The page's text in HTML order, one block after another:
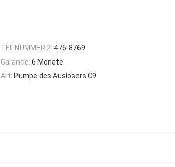
TEILNUMMER 2: 476-8769
Garantie: 6 Monate
Art: Pumpe des Auslösers C9